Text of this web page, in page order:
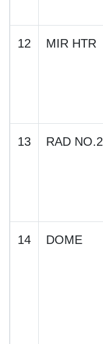
12 MIR HTR
13 RAD NO.2
14 DOME